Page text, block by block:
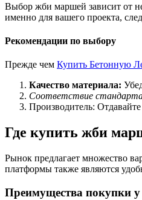
Выбор жби маршей зависит от
именно для вашего проекта,
Рекомендации по выбору
Прежде чем Купить Бетонную
Качество материала:
Соответствие
Производитель:
Где купить жби
Рынок предлагает множество
платформы также являются
Преимущества покупки